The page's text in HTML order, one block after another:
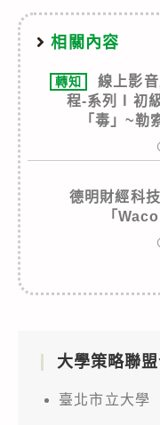
相關內容
轉知
線上影
程-系列Ⅰ初
「毒」~勒
德明財經科
「
大學策略聯
臺北市立大學